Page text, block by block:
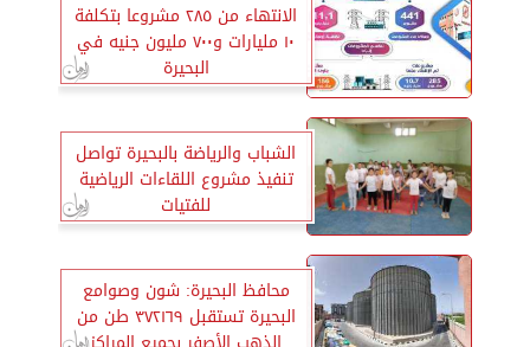
الانتهاء من ٢٨٥ مشروعا بتكلفة
١٠ مليارات و٧٠٠ مليون جنيه في
البحيرة
الشباب والرياضة بالبحيرة تواصل
تنفيذ مشروع اللقاءات الرياضية
للفتيات
محافظ البحيرة: شون وصوامع
البحيرة تستقبل ٣٧٢١٦٩ طن من